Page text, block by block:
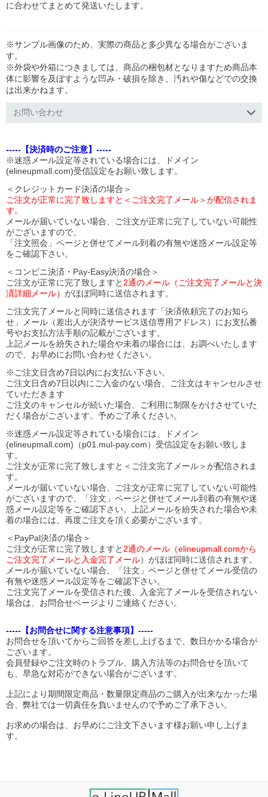
に合わせてまとめて発送いたします。
※サンプル画像のため、実際の商品と多少異なる場合がございま
す。
※外袋や外箱につきましては、商品の梱包材となりますため商品本
体に影響を及ぼすような凹み・破損を除き、汚れや傷などでの交換
は出来かねます。
お問い合わせ
-----【決済時のご注意】-----
※迷惑メール設定等されている場合には、ドメイン
(elineupmall.com)受信設定をお願い致します。
＜クレジットカード決済の場合＞
ご注文が正常に完了致しますと＜ご注文完了メール＞が配信されま
す。
メールが届いていない場合、ご注文が正常に完了していない可能性
がございますので、
「注文照会」ページと併せてメール到着の有無や迷惑メール設定等
をご確認下さい。
＜コンビニ決済・Pay-Easy決済の場合＞
ご注文が正常に完了致しますと 2通のメール（ご注文完了メールと決
済詳細メール） がほぼ同時に送信されます。
ご注文完了メールと同時に送信されます「決済依頼完了のお知ら
せ」メール（差出人が決済サービス送信専用アドレス）にお支払番
号やお支払方法手順の記載がございます。
上記メールを紛失された場合や未着の場合には、お調べいたします
ので、お早めにお問い合わせください。
※ご注文日含め7日以内にお支払い下さい。
ご注文日含め7日以内にご入金のない場合、ご注文はキャンセルさせ
ていただきます
ご注文のキャンセルが続いた場合、ご利用に制限をかけさせていた
だく場合がございます。予めご了承ください。
※迷惑メール設定等されている場合には、ドメイン
(elineupmall.com)（p01.mul-pay.com）受信設定をお願い致しま
す。
ご注文が正常に完了致しますと＜ご注文完了メール＞が配信されま
す。
メールが届いていない場合、ご注文が正常に完了していない可能性
がございますので、「注文」ページと併せてメール到着の有無や迷
惑メール設定等をご確認下さい。
上記メールを紛失された場合や未
着の場合には、再度ご注文を頂く必要がございます。
＜PayPal決済の場合＞
ご注文が正常に完了致しますと 2通のメール（elineupmall.comから
ご注文完了メールと入金完了メール）がほぼ同時に送信されます。
メールが届いていない場合、「注文」ページと併せてメール受信の
有無や迷惑メール設定等をご確認下さい。
ご注文完了メールを受信された後、入金完了メールを受信されない
場合は、お問合せページよりご連絡ください。
-----【お問合せに関する注意事項】-----
お問合せを頂いてからご回答を差し上げるまで、数日かかる場合が
ございます。
会員登録やご注文時のトラブル、購入方法等のお問合せを頂いて
も、早急な対応ができない場合がございます。
上記により期間限定商品・数量限定商品のご購入が出来なかった場
合、弊社では一切責任を負いませんので予めご了承下さい。
お求めの場合は、お早めにご注文下さいます様お願い申し上げま
す。